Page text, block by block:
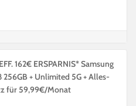
162€ ERSPARNIS* Samsung
256GB + Unlimited 5G + Alles-
für 59,99€/Monat